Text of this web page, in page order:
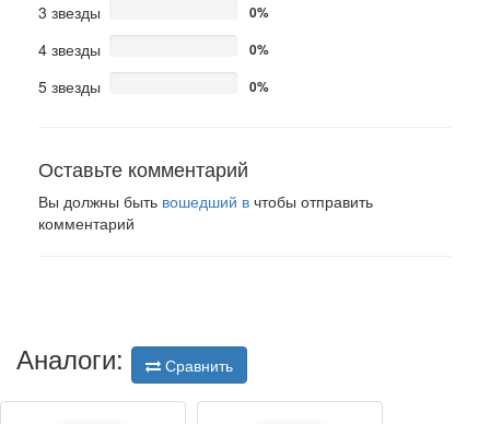
3 звезды 0%
4 звезды 0%
5 звезды 0%
Оставьте комментарий
Вы должны быть вошедший в чтобы отправить
комментарий
Аналоги: Сравнить